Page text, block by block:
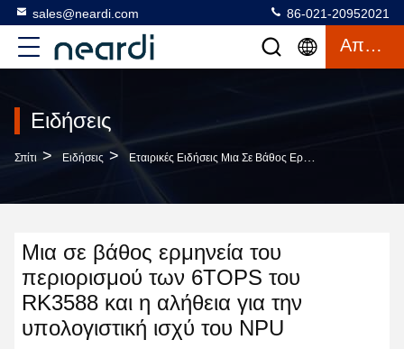
sales@neardi.com 86-021-20952021
Απόσπασμα
Ειδήσεις
Σπίτι > Ειδήσεις > Εταιρικές Ειδήσεις Μια Σε Βάθος Ερμηνεία Του Περιορισμού Των 6TOPS Του RK3588 Και Η Αλήθεια Για Την Υπολογιστική Ισχύ Του NPU
Μια σε βάθος ερμηνεία του
περιορισμού των 6TOPS του
RK3588 και η αλήθεια για την
υπολογιστική ισχύ του NPU